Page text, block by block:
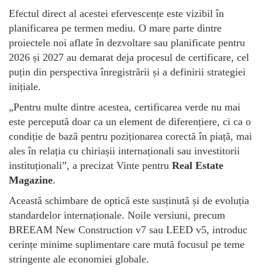
Efectul direct al acestei efervescențe este vizibil în
planificarea pe termen mediu. O mare parte dintre
proiectele noi aflate în dezvoltare sau planificate pentru
2026 și 2027 au demarat deja procesul de certificare, cel
puțin din perspectiva înregistrării și a definirii strategiei
inițiale.
„Pentru multe dintre acestea, certificarea verde nu mai
este percepută doar ca un element de diferențiere, ci ca o
condiție de bază pentru poziționarea corectă în piață, mai
ales în relația cu chiriașii internaționali sau investitorii
instituționali”, a precizat Vinte pentru Real Estate
Magazine.
Această schimbare de optică este susținută și de evoluția
standardelor internaționale. Noile versiuni, precum
BREEAM New Construction v7 sau LEED v5, introduc
cerințe minime suplimentare care mută focusul pe teme
stringente ale economiei globale.